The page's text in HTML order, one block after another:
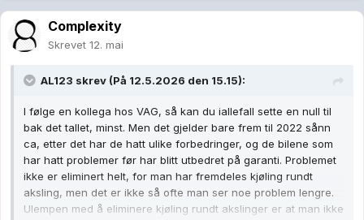
Complexity
Skrevet 12. mai
AL123 skrev (På 12.5.2026 den 15.15):
I følge en kollega hos VAG, så kan du iallefall sette en null til
bak det tallet, minst. Men det gjelder bare frem til 2022 sånn
ca, etter det har de hatt ulike forbedringer, og de bilene som
har hatt problemer før har blitt utbedret på garanti. Problemet
ikke er eliminert helt, for man har fremdeles kjøling rundt
aksling, men det er ikke så ofte man ser noe problem lengre.
Ulempen med å eliminere kjøling rundt akslinger er at man ikke